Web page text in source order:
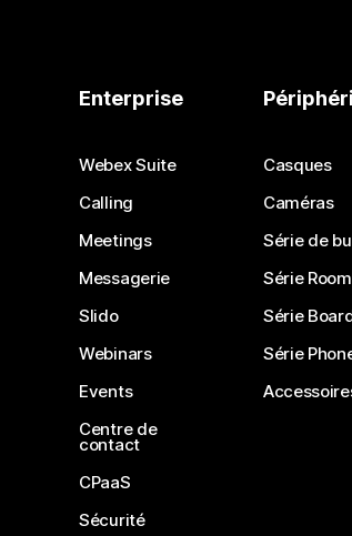
Enterprise
Webex Suite
Calling
Meetings
Messagerie
Slido
Webinars
Events
Centre de
contact
CPaaS
Sécurité
Casques
Caméras
Série de
Série Room
Série
Série